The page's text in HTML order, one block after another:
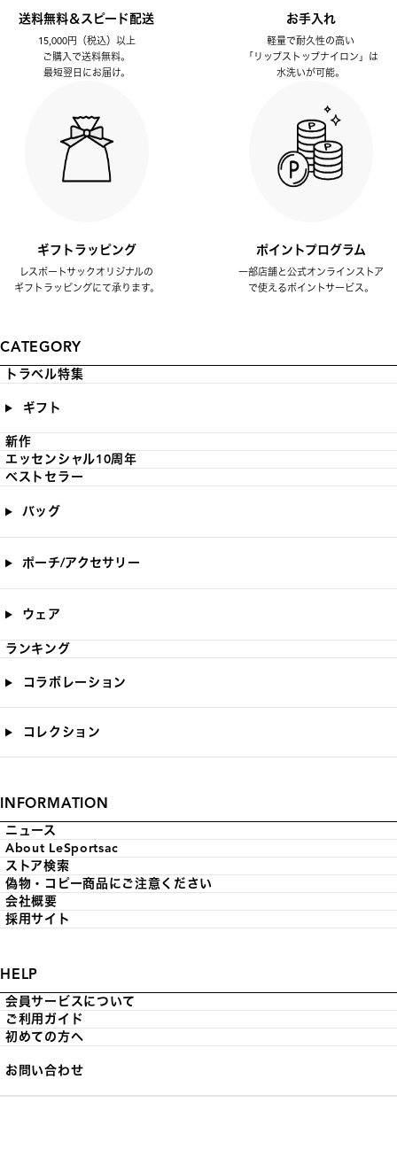
送料無料＆スピード配送
15,000円（税込）以上
ご購入で送料無料。
最短翌日にお届け。
お手入れ
軽量で耐久性の高い
「リップストップナイロン」は
水洗いが可能。
ギフトラッピング
レスポートサックオリジナルの
ギフトラッピングにて承ります。
ポイントプログラム
一部店舗と公式オンラインストア
で使えるポイントサービス。
CATEGORY
トラベル特集
ギフト
新作
エッセンシャル10周年
ベストセラー
バッグ
ポーチ/アクセサリー
ウェア
ランキング
コラボレーション
コレクション
INFORMATION
ニュース
About LeSportsac
ストア検索
偽物・コピー商品にご注意ください
会社概要
採用サイト
HELP
会員サービスについて
ご利用ガイド
初めての方へ
お問い合わせ